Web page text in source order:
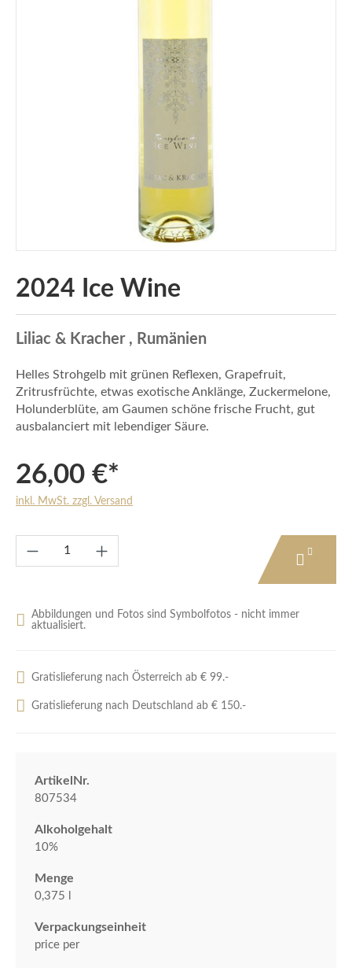
2024 Ice Wine
Liliac & Kracher , Rumänien
Helles Strohgelb mit grünen Reflexen, Grapefruit,
Zritrusfrüchte, etwas exotische Anklänge, Zuckermelone,
Holunderblüte, am Gaumen schöne frische Frucht, gut
ausbalanciert mit lebendiger Säure.
26,00 €*
inkl. MwSt. zzgl. Versand
Produkt Anzahl: Gib den gewünschten
Abbildungen und Fotos sind Symbolfotos - nicht immer
aktualisiert.
Gratislieferung nach Österreich ab € 99.-
Gratislieferung nach Deutschland ab € 150.-
ArtikelNr.
807534
Alkoholgehalt
10%
Menge
0,375 l
Verpackungseinheit
price per